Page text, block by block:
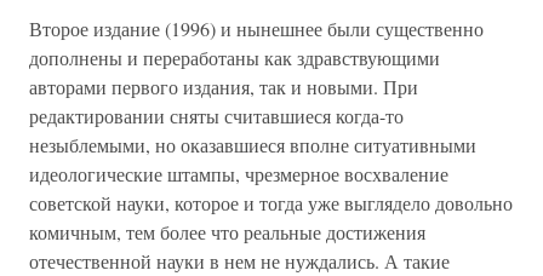
Второе издание (1996) и нынешнее были существенно
дополнены и переработаны как здравствующими
авторами первого издания, так и новыми. При
редактировании сняты считавшиеся когда-то
незыблемыми, но оказавшиеся вполне ситуативными
идеологические штампы, чрезмерное восхваление
советской науки, которое и тогда уже выглядело довольно
комичным, тем более что реальные достижения
отечественной науки в нем не нуждались. А такие